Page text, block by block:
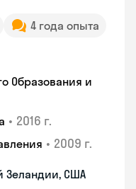
4 года опыта
Образования и
• 2016 г.
• 2009 г.
Зеландии, США